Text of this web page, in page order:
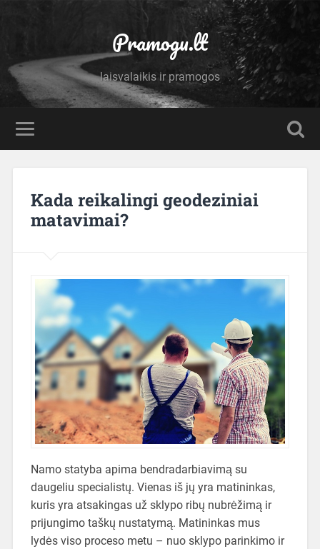
Pramogu.lt
laisvalaikis ir pramogos
Kada reikalingi geodeziniai
matavimai?
Namo statyba apima bendradarbiavimą su
daugeliu specialistų. Vienas iš jų yra matininkas,
kuris yra atsakingas už sklypo ribų nubrėžimą ir
prijungimo taškų nustatymą. Matininkas mus
lydės viso proceso metu – nuo ​​sklypo parinkimo ir